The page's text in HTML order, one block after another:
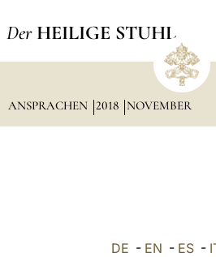
Der HEILIGE STUHL
ANSPRACHEN 2018 NOVEMBER
DE - EN - ES -